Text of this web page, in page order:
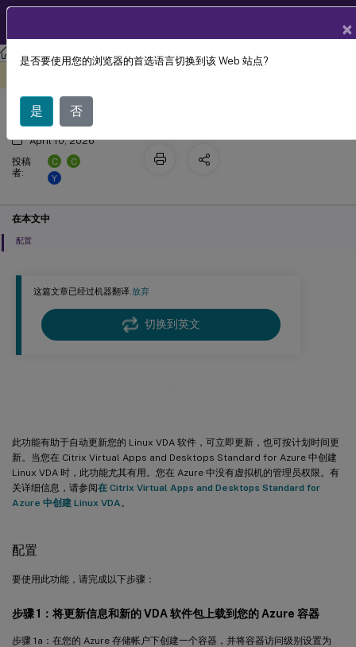
Linux 虚拟投递代理 Linux Virtual Delivery Agent 2109
这篇文章已经过机器翻译.放弃
切换到英文
此功能有助于自动更新您的 Linux VDA 软件，可立即更新，也可按计划时间更
新。当您在 Citrix Virtual Apps and Desktops Standard for Azure 中创建
Linux VDA 时，此功能尤其有用。您在 Azure 中没有虚拟机的管理员权限。有
关详细信息，请参阅在 Citrix Virtual Apps and Desktops Standard for
Azure 中创建 Linux VDA 。
配置
要使用此功能，请完成以下步骤：
步骤 1：将更新信息和新的 VDA 软件包上载到您的 Azure 容器
步骤 1a：在您的 Azure 存储帐户下创建一个容器，并将容器访问级别设置为
Linux VDA 自我更新
April 10, 2026
投稿
者:
C
C
Y
在本文中
配置
×
是否要使用您的浏览器的首选语言切换到该 Web 站点?
是 否